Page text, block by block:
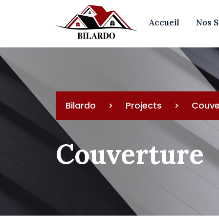
Accueil Nos
Bilardo > Projects >
Couverture